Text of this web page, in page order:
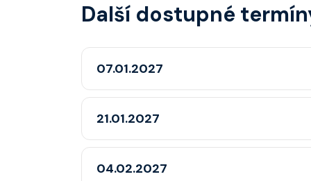
Další dostupné
07.01.2027
21.01.2027
04.02.2027